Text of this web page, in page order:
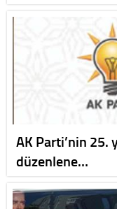
AK Parti’nin 25.
düzenlene…